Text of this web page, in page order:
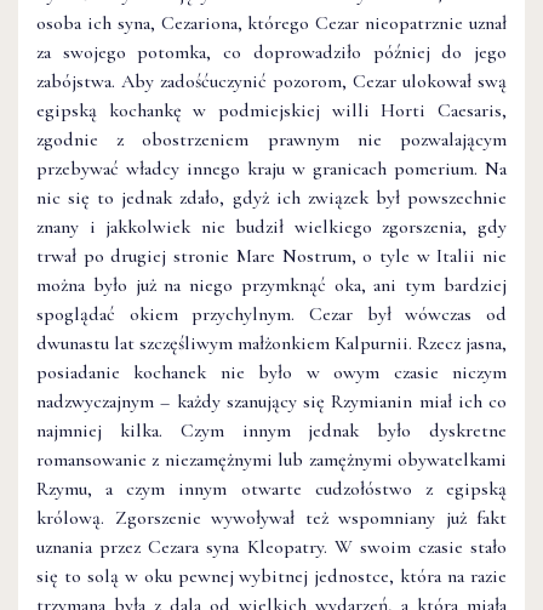
osoba ich syna, Cezariona, którego Cezar nieopatrznie uznał
za swojego potomka, co doprowadziło później do jego
zabójstwa. Aby zadośćuczynić pozorom, Cezar ulokował swą
egipską kochankę w podmiejskiej willi Horti Caesaris,
zgodnie z obostrzeniem prawnym nie pozwalającym
przebywać władcy innego kraju w granicach pomerium. Na
nic się to jednak zdało, gdyż ich związek był powszechnie
znany i jakkolwiek nie budził wielkiego zgorszenia, gdy
trwał po drugiej stronie Mare Nostrum, o tyle w Italii nie
można było już na niego przymknąć oka, ani tym bardziej
spoglądać okiem przychylnym. Cezar był wówczas od
dwunastu lat szczęśliwym małżonkiem Kalpurnii. Rzecz jasna,
posiadanie kochanek nie było w owym czasie niczym
nadzwyczajnym – każdy szanujący się Rzymianin miał ich co
najmniej kilka. Czym innym jednak było dyskretne
romansowanie z niezamężnymi lub zamężnymi obywatelkami
Rzymu, a czym innym otwarte cudzołóstwo z egipską
królową. Zgorszenie wywoływał też wspomniany już fakt
uznania przez Cezara syna Kleopatry. W swoim czasie stało
się to solą w oku pewnej wybitnej jednostce, która na razie
trzymana była z dala od wielkich wydarzeń, a która miała